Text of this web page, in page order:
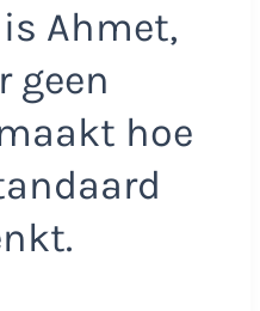
Ahmet,
geen
hoe